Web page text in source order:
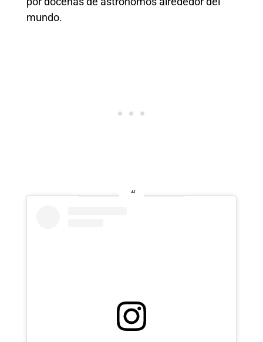
mundo.